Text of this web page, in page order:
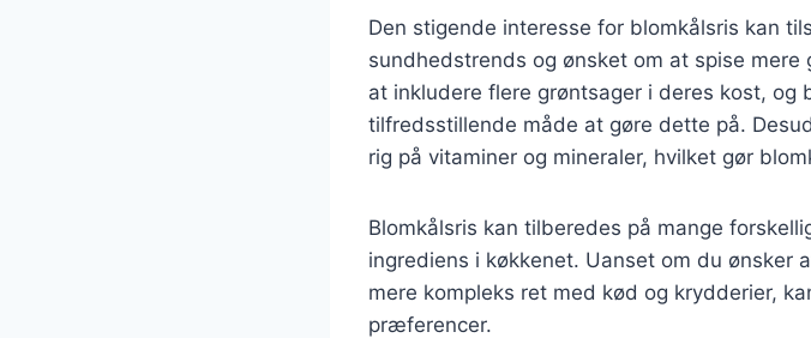
Den stigende interesse for blomkålsris kan
sundhedstrends og ønsket om at spise
at inkludere flere grøntsager i deres kost,
tilfredsstillende måde at gøre dette på.
rig på vitaminer og mineraler, hvilket gør
Blomkålsris kan tilberedes på mange
ingrediens i køkkenet. Uanset om du ønsker
mere kompleks ret med kød og krydderier,
præferencer.